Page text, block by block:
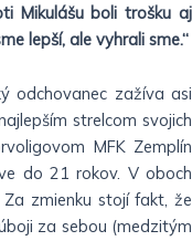
Mikulášu boli trošku aj
lepší, ale vyhrali sme.“
odchovanec zažíva asi
strelcom svojich
MFK Zemplín
do 21 rokov. V oboch
zmienku stojí fakt, že
za sebou (medzitým